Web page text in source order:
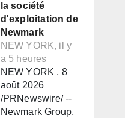
la société
d'exploitation de
Newmark
NEW YORK, il y
a 5 heures
NEW YORK , 8
août 2026
/PRNewswire/ --
Newmark Group,